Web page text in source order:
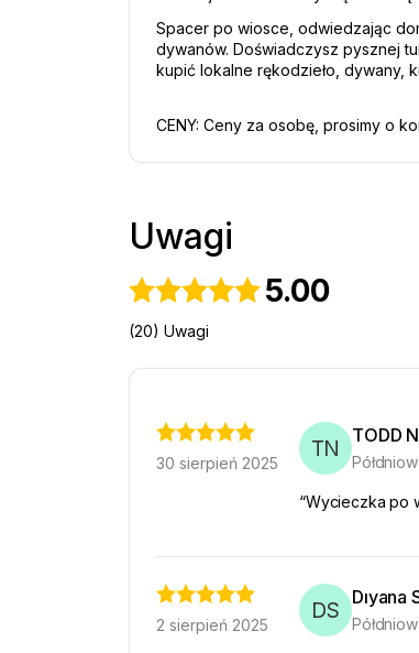
Spacer po wiosce, odwiedzając
dywanów. Doświadczysz pysznej
kupić lokalne rękodzieło, dywany,
CENY: Ceny za osobę, prosimy o
Uwagi
5.00
(20) Uwagi
30 sierpień 2025
TN
TODD
“Wycieczka po
2 sierpień 2025
DS
Dıyana